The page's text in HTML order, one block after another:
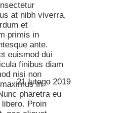
21 lutego 2019
at nibh viverra,
et
primis in
ante.
euismod dui
finibus diam
nisi non
in
pharetra eu
Proin